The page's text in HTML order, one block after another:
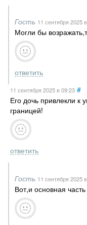
Гость 11 сентября 2025
Могли бы
ответить
11 сентября 2025в 09:23 #
Его дочь привлекли к
границей!
ответить
Гость 11 сентября 2025
Вот,и основная